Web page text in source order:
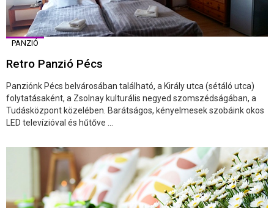
PANZIÓ
Retro Panzió Pécs
Panziónk Pécs belvárosában található, a Király utca (sétáló utca)
folytatásaként, a Zsolnay kulturális negyed szomszédságában, a
Tudásközpont közelében. Barátságos, kényelmesek szobáink okos
LED televízióval és hűtőve ...